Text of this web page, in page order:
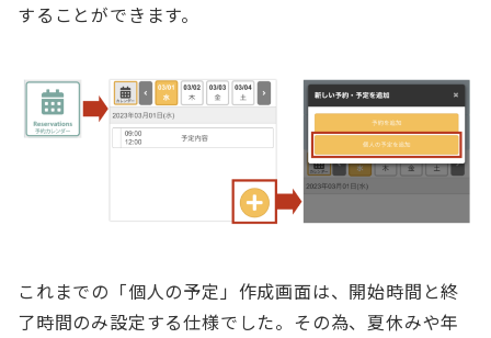
することができます。
これまでの「個人の予定」作成画面は、開始時間と終
了時間のみ設定する仕様でした。その為、夏休みや年